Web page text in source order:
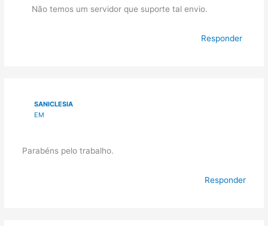
Não temos um servidor que suporte tal envio.
Responder
SANICLESIA
EM
Parabéns pelo trabalho.
Responder